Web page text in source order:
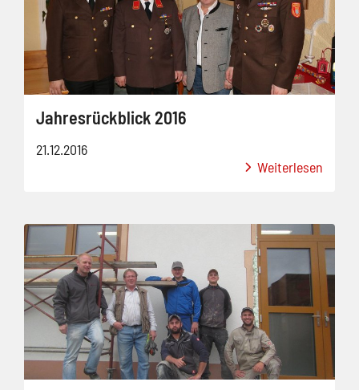
Jahresrückblick 2016
21.12.2016
Weiterlesen